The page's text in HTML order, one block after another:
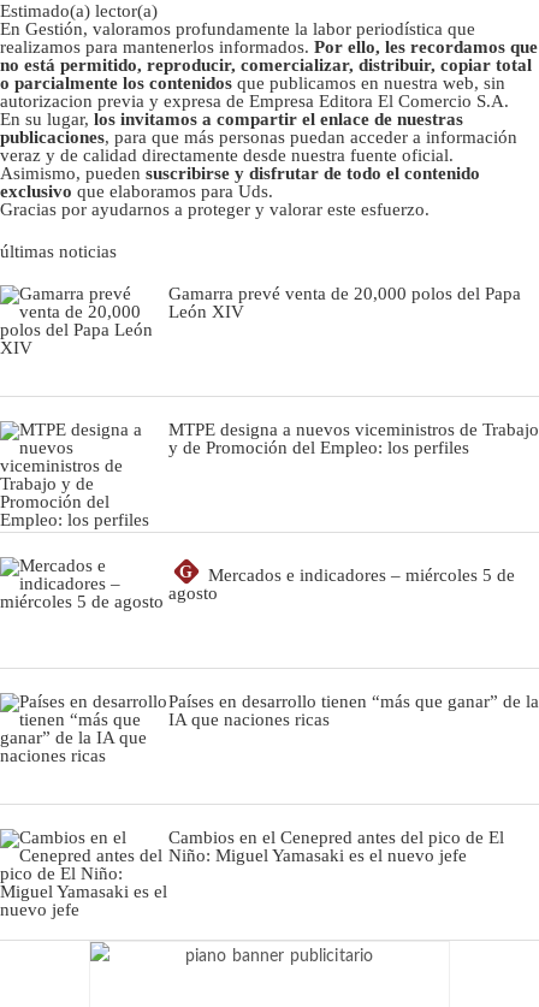
Estimado(a) lector(a)
En Gestión, valoramos profundamente la labor periodística que
realizamos para mantenerlos informados. Por ello, les recordamos que
no está permitido, reproducir, comercializar, distribuir, copiar total
o parcialmente los contenidos que publicamos en nuestra web, sin
autorizacion previa y expresa de Empresa Editora El Comercio S.A.
En su lugar, los invitamos a compartir el enlace de nuestras
publicaciones, para que más personas puedan acceder a información
veraz y de calidad directamente desde nuestra fuente oficial.
Asimismo, pueden suscribirse y disfrutar de todo el contenido
exclusivo que elaboramos para Uds.
Gracias por ayudarnos a proteger y valorar este esfuerzo.
últimas noticias
Gamarra prevé venta de 20,000 polos del Papa
León XIV
MTPE designa a nuevos viceministros de Trabajo
y de Promoción del Empleo: los perfiles
G
Mercados e indicadores – miércoles 5 de
agosto
Países en desarrollo tienen “más que ganar” de la
IA que naciones ricas
Cambios en el Cenepred antes del pico de El
Niño: Miguel Yamasaki es el nuevo jefe